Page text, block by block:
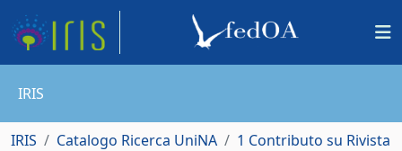
IRIS
IRIS Catalogo Ricerca UniNA
1 Contributo su Rivista